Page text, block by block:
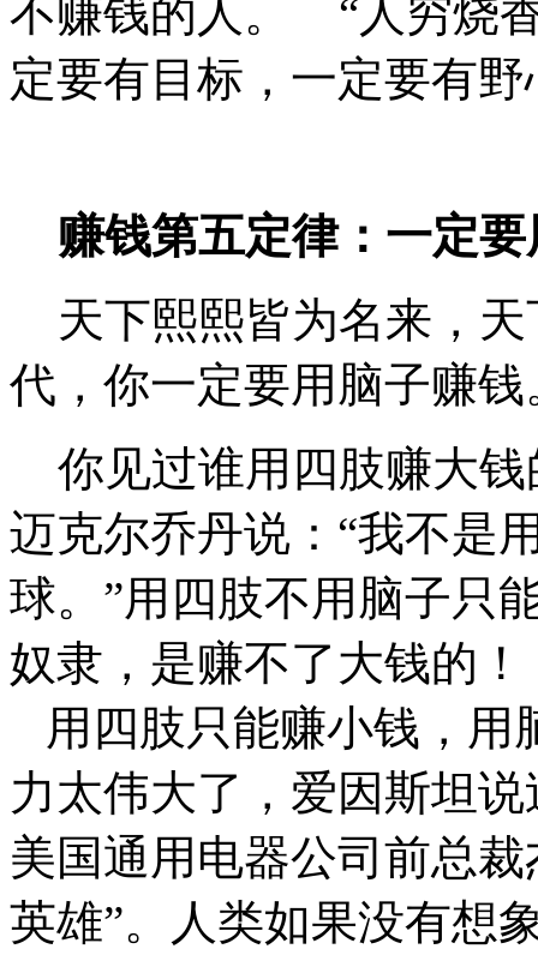
不赚钱的人。 “人穷烧
定要有目标，一定要有
赚钱第五定律：一定要
天下熙熙皆为名来，天
代，你一定要用脑子赚钱
你见过谁用四肢赚大钱
迈克尔乔丹说：“我不是
球。”用四肢不用脑子只
奴隶，是赚不了大钱的！
用四肢只能赚小钱，
力太伟大了，爱因斯坦
美国通用电器公司前总
英雄”。人类如果没有想